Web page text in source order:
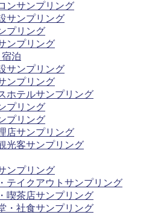
ンサンプリング
サンプリング
プリング
ンプリング
泊
サンプリング
ンプリング
ホテルサンプリング
プリング
プリング
店サンプリング
光客サンプリング
ンプリング
テイクアウトサンプリング
喫茶店サンプリング
・社食サンプリング